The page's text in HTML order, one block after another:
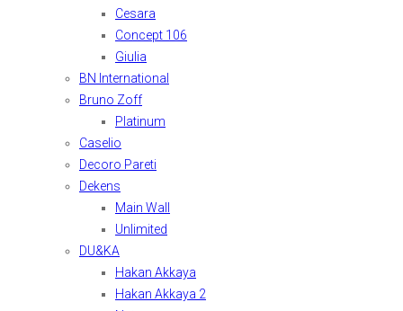
Cesara
Concept 106
Giulia
BN International
Bruno Zoff
Platinum
Caselio
Decoro Pareti
Dekens
Main Wall
Unlimited
DU&KA
Hakan Akkaya
Hakan Akkaya 2